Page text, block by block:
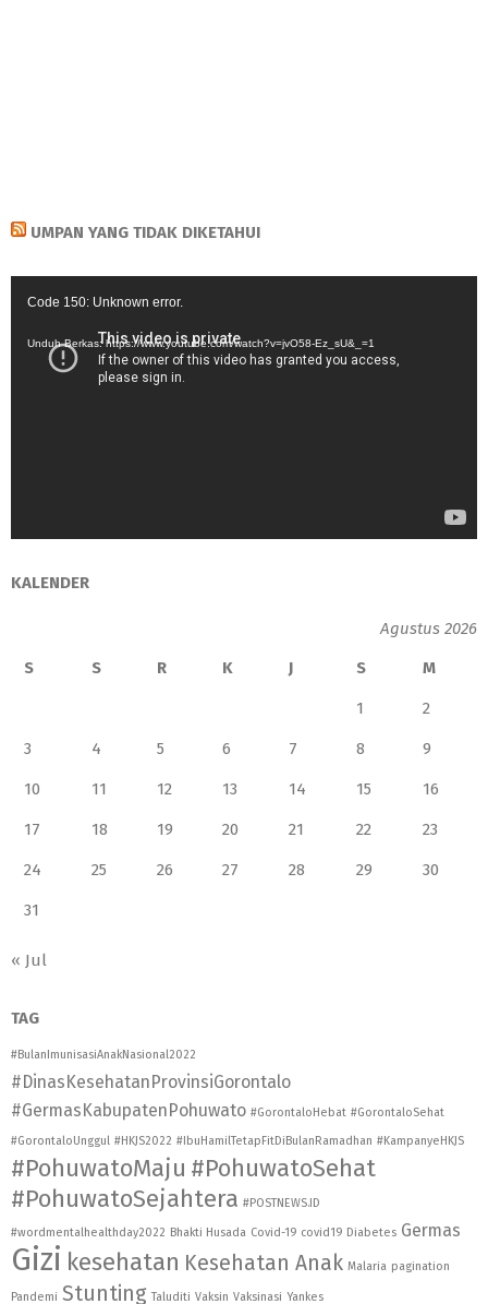
UMPAN YANG TIDAK DIKETAHUI
Code 150: Unknown error.
Unduh Berkas: https://www.youtube.com/watch?v=jvO58-Ez_sU&_=1
KALENDER
Agustus 2026
S
S R K J S M
1 2
3 4 5 6 7 8 9
10 11 12 13 14 15 16
17 18 19 20 21 22 23
24 25 26 27 28 29 30
31
« Jul
TAG
#BulanImunisasiAnakNasional2022
#DinasKesehatanProvinsiGorontalo
#GermasKabupatenPohuwato #GorontaloHebat #GorontaloSehat
#GorontaloUnggul #HKJS2022 #IbuHamilTetapFitDiBulanRamadhan #KampanyeHKJS
#PohuwatoMaju #PohuwatoSehat
#PohuwatoSejahtera #POSTNEWS.ID
#wordmentalhealthday2022 Bhakti Husada Covid-19 covid19 Diabetes Germas
Gizi kesehatan Kesehatan Anak Malaria pagination
Pandemi Stunting Taluditi Vaksin Vaksinasi Yankes